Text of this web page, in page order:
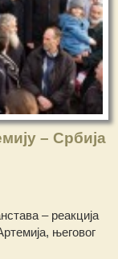
– Србија
– реакција
његовог